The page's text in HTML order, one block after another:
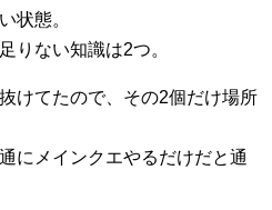
状態。
りない知識は2つ。
けてたので、その2個だけ場所
にメインクエやるだけだと通